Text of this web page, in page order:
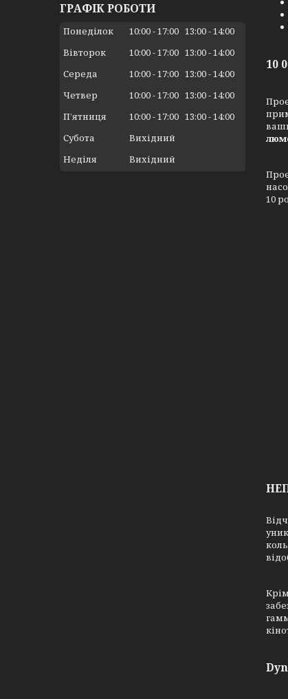
10
10
ГРАФІК РОБОТИ
Понеділок 10:00 17:00 13:00 14:00
Вівторок
10:00 17:00 13:00 14:00
Середа
10:00 17:00 13:00 14:00
Четвер
10:00 17:00 13:00 14:00
Пʼятниця
10:00 17:00 13:00 14:00
Субота
Вихідний
Неділя
Вихідний